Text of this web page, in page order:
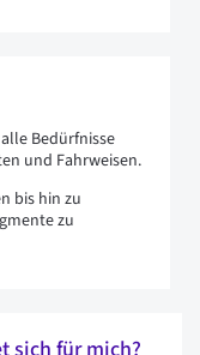
Bedürfnisse
und Fahrweisen.
bis hin zu
zu